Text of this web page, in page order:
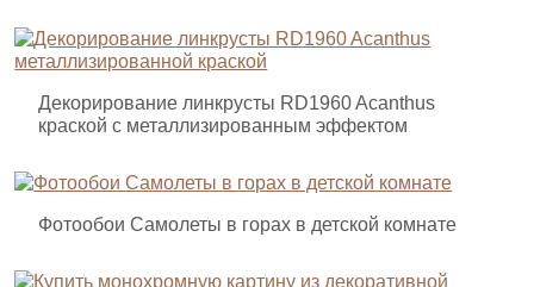
Декорирование линкрусты RD1960 Acanthus
краской с металлизированным эффектом
Фотообои Самолеты в горах в детской комнате